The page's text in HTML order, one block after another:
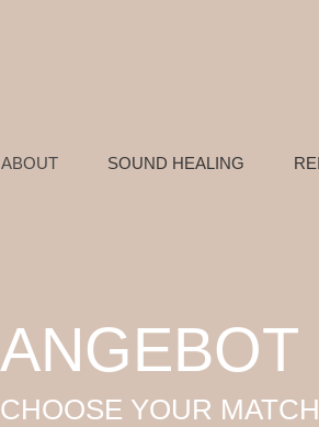
ABOUT SOUND HEALING
ANGEBOT
CHOOSE YOUR